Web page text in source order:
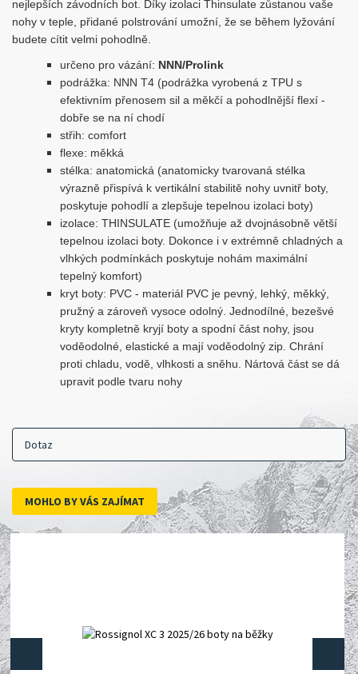
nejlepších závodních bot. Díky izolaci Thinsulate zůstanou vaše
nohy v teple, přidané polstrování umožní, že se během lyžování
budete cítit velmi pohodlně.
určeno pro vázání: NNN/Prolink
podrážka: NNN T4 (podrážka vyrobená z TPU s
efektivním přenosem sil a měkčí a pohodlnější flexí -
dobře se na ní chodí
střih: comfort
flexe: měkká
stélka: anatomická (anatomicky tvarovaná stélka
výrazně přispívá k vertikální stabilitě nohy uvnitř boty,
poskytuje pohodlí a zlepšuje tepelnou izolaci boty)
izolace: THINSULATE (umožňuje až dvojnásobně větší
tepelnou izolaci boty. Dokonce i v extrémně chladných a
vlhkých podmínkách poskytuje nohám maximální
tepelný komfort)
kryt boty: PVC - materiál PVC je pevný, lehký, měkký,
pružný a zároveň vysoce odolný. Jednodílné, bezešvé
kryty kompletně kryjí boty a spodní část nohy, jsou
voděodolné, elastické a mají voděodolný zip. Chrání
proti chladu, vodě, vlhkosti a sněhu. Nártová část se dá
upravit podle tvaru nohy
Dotaz
MOHLO BY VÁS ZAJÍMAT